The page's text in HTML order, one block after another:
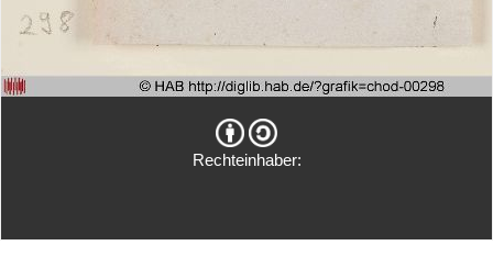
Rechteinhaber: